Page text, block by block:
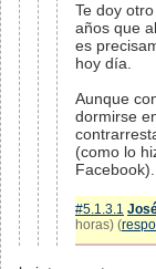
Te doy
años que
es
hoy día.
Aunque
dormirse
(como lo
Facebook).
#5.1.3.1
horas) (